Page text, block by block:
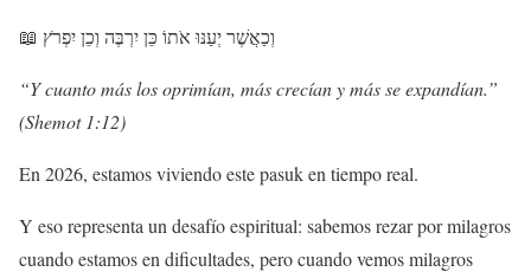
📖 וְכַאֲשֶׁריְעַנּוּ אֹתוֹ כֵּןיִרְבֶּה וְכֵןיִפְרֹץ
“Y cuanto más los oprimían, más crecían y más se expandían.”
(Shemot 1:12)
En 2026, estamos viviendo este pasuk en tiempo real.
Y eso representa un desafío espiritual: sabemos rezar por milagros
cuando estamos en dificultades, pero cuando vemos milagros